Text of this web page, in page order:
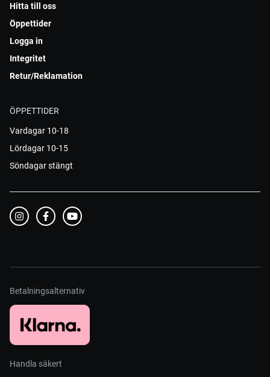
Hitta till oss
Öppettider
Logga in
Integritet
Retur/Reklamation
ÖPPETTIDER
Vardagar 10-18
Lördagar 10-15
Söndagar stängt
Betalningsalternativ
Handla säkert